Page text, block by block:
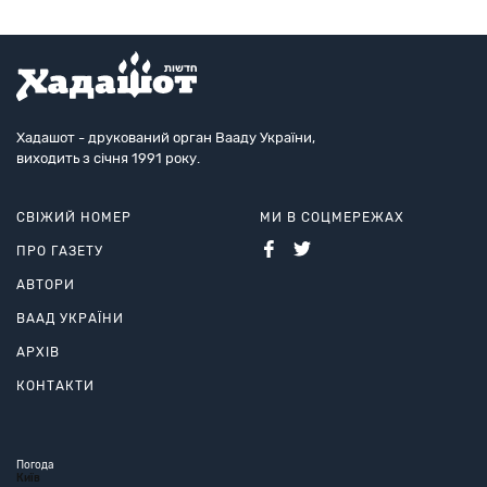
Хадашот - друкований орган Вааду України,
виходить з січня 1991 року.
СВІЖИЙ НОМЕР
ПРО ГАЗЕТУ
АВТОРИ
ВААД УКРАЇНИ
АРХІВ
КОНТАКТИ
МИ В СОЦМЕРЕЖАХ
Погода
Київ